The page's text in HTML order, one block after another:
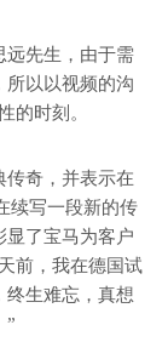
远先生，由于需
所以以视频的沟
的时刻。
传奇，并表示在
续写一段新的传
显了宝马为客户
前，我在德国试
终生难忘，真想
”